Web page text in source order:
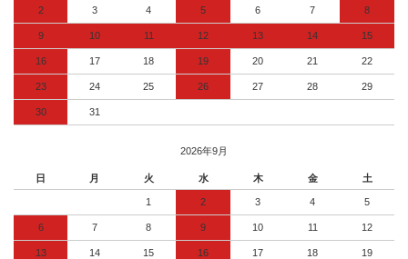
2 3 4 5 6 7 8
9 10 11 12 13 14 15
16 17 18 19 20 21 22
23 24 25 26 27 28 29
30 31
2026年9月
日 月 火 水 木 金 土
1 2 3 4 5
6 7 8 9 10 11 12
13 14 15 16 17 18 19